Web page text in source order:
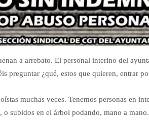
a arrebato. El personal interino del
preguntar ¿qué, estos que quieren, entrar
muchas veces. Tenemos personas en
o subidos en el árbol podando, mano a